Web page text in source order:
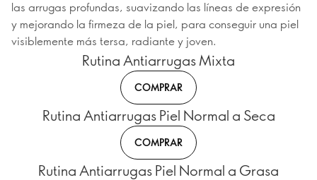
las arrugas profundas, suavizando las líneas de expresión
y mejorando la firmeza de la piel, para conseguir una piel
visiblemente más tersa, radiante y joven.
Rutina Antiarrugas Mixta
COMPRAR
Rutina Antiarrugas Piel Normal a Seca
COMPRAR
Rutina Antiarrugas Piel Normal a Grasa